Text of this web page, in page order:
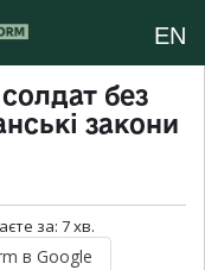
EN
без
закони
за: 7хв.
в Google